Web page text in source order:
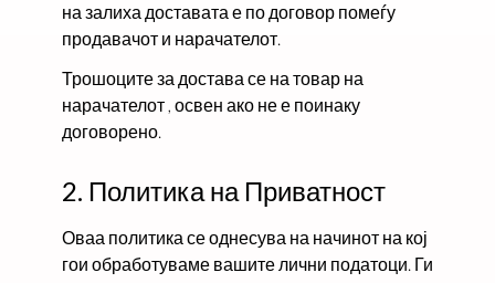
на залиха доставата е по договор помеѓу
продавачот и нарачателот.
Трошоците за достава се на товар на
нарачателот , освен ако не е поинаку
договорено.
2. Политика на Приватност
Оваа политика се однесува на начинот на кој
гои обработуваме вашите лични податоци. Ги